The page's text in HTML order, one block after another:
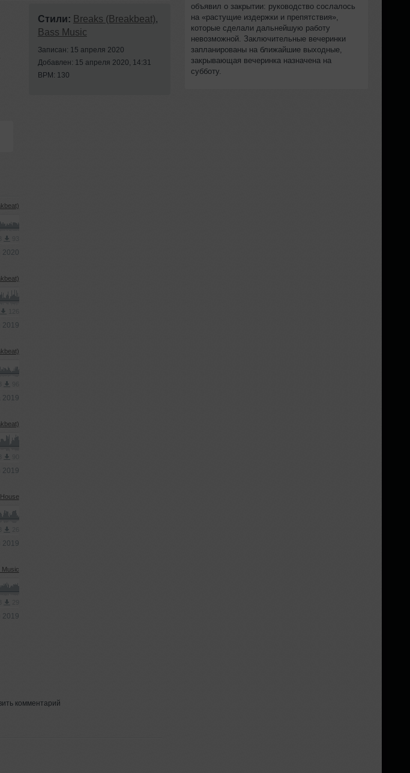
2020
2019
2019
2019
House
2019
Music
2019
Стили: Breaks (Breakbeat),
Bass Music
Записан: 15 апреля 2020
Добавлен: 15 апреля 2020, 14:31
BPM: 130
комментарий
объявил о закрытии: руководство сослалось
на «растущие издержки и препятствия»,
которые сделали дальнейшую работу
невозможной. Заключительные вечеринки
запланированы на ближайшие выходные,
закрывающая вечеринка назначена на
субботу.